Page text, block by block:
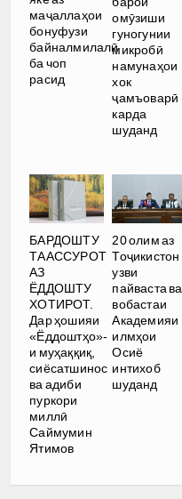
маҷаллаҳои
бонуфузи
байналмилалӣ
ба чоп
расид
омӯзиши
гуногунии
микробӣ
намунаҳои
хок
ҷамъоварӣ
карда
шуданд
БАРДОШТУ
ТААССУРОТ
АЗ
ЁДДОШТУ
ХОТИРОТ.
Дар ҳошияи
«Ёддоштҳо»-
и муҳаққиқ,
сиёсатшинос
ва адиби
пуркори
миллӣ
Саймумин
Ятимов
20 олим аз
Тоҷикистон
узви
пайваста ва
вобастаи
Академияи
илмҳои
Осиё
интихоб
шуданд